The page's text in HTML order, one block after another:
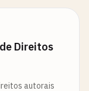
Direitos
autorais